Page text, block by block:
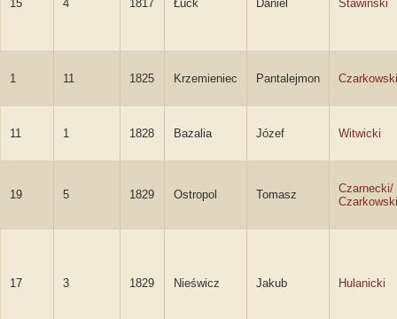
15 4 1817 Łuck Daniel Stawiński
1 11 1825 Krzemieniec Pantalejmon Czarkowski
11 1 1828 Bazalia Józef Witwicki
19 5 1829 Ostropol Tomasz
Czarnecki/
Czarkowski
17 3 1829 Nieświcz Jakub Hulanicki